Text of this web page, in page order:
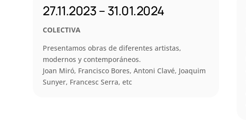
27.11.2023 – 31.01.2024
COLECTIVA
Presentamos obras de diferentes artistas,
modernos y contemporáneos.
Joan Miró, Francisco Bores, Antoni Clavé, Joaquim
Sunyer, Francesc Serra, etc